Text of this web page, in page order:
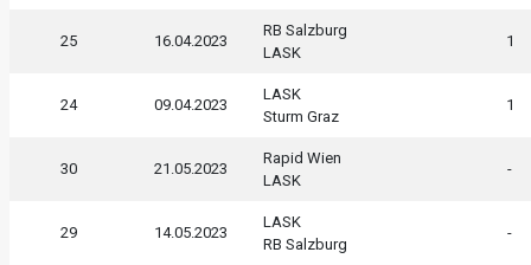
25 16.04.2023
RB Salzburg
LASK
1
24 09.04.2023
LASK
Sturm Graz
1
30 21.05.2023
Rapid Wien
LASK
-
29 14.05.2023
LASK
RB Salzburg
-